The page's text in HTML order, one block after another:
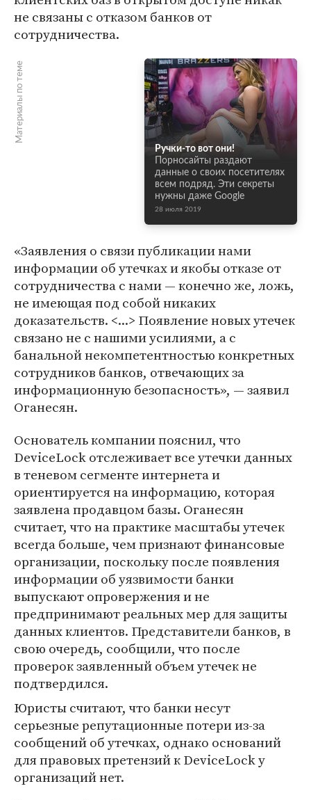
не связаны с отказом банков от
сотрудничества.
Материалы по теме
Ручки-то вот они!
Порносайты раздают
данные о своих посетителях
всем подряд. Эти секреты
нужны даже Google
28 июля 2019
«Заявления о связи публикации нами
информации об утечках и якобы отказе от
сотрудничества с нами — конечно же, ложь,
не имеющая под собой никаких
доказательств. <...> Появление новых утечек
связано не с нашими усилиями, а с
банальной некомпетентностью конкретных
сотрудников банков, отвечающих за
информационную безопасность», — заявил
Оганесян.
Основатель компании пояснил, что
DeviceLock отслеживает все утечки данных
в теневом сегменте интернета и
ориентируется на информацию, которая
заявлена продавцом базы. Оганесян
считает, что на практике масштабы утечек
всегда больше, чем признают финансовые
организации, поскольку после появления
информации об уязвимости банки
выпускают опровержения и не
предпринимают реальных мер для защиты
данных клиентов. Представители банков, в
свою очередь, сообщили, что после
проверок заявленный объем утечек не
подтвердился.
Юристы считают, что банки несут
серьезные репутационные потери из-за
сообщений об утечках, однако оснований
для правовых претензий к DeviceLock у
организаций нет.